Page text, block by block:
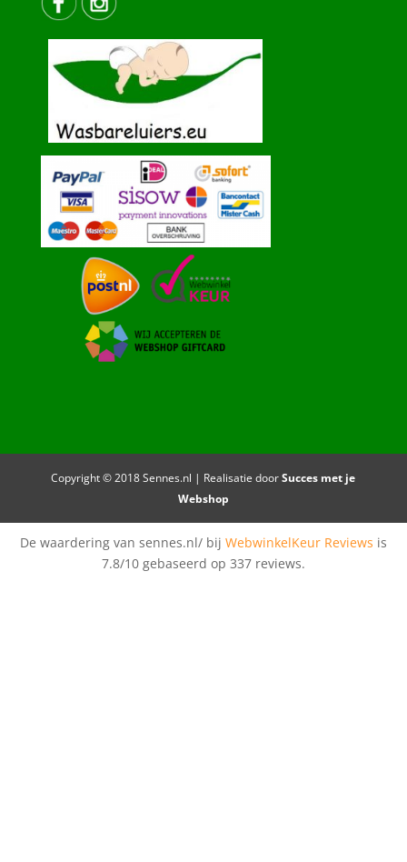
Copyright © 2018 Sennes.nl | Realisatie doorSucces met je
Webshop
De waardering van sennes.nl/ bij WebwinkelKeur Reviews is
7.8/10 gebaseerd op 337 reviews.